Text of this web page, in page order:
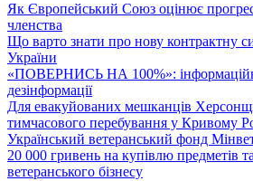
Як Європейський Союз оцінює
членства
Що варто знати про нову контрактну
України
«ПОВЕРНИСЬ НА 100%»: інформаційні
дезінформації
Для евакуйованих мешканців
тимчасового перебування у Кривому
Український ветеранський фонд
20 000 гривень на купівлю предметів
ветеранського бізнесу